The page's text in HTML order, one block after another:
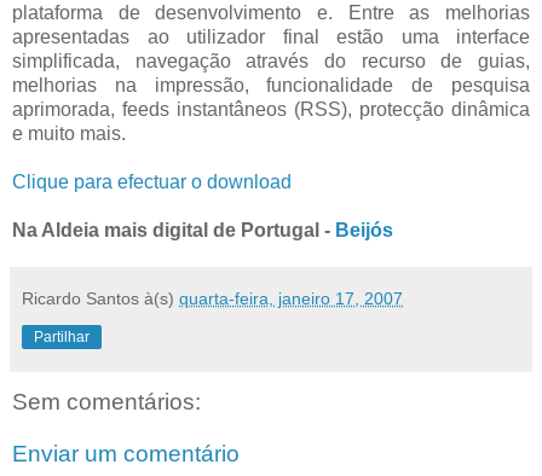
plataforma de desenvolvimento e. Entre as melhorias
apresentadas ao utilizador final estão uma interface
simplificada, navegação através do recurso de guias,
melhorias na impressão, funcionalidade de pesquisa
aprimorada, feeds instantâneos (RSS), protecção dinâmica
e muito mais.
Clique para efectuar o download
Na Aldeia mais digital de Portugal - Beijós
Ricardo Santos à(s) quarta-feira, janeiro 17, 2007
Partilhar
Sem comentários:
Enviar um comentário